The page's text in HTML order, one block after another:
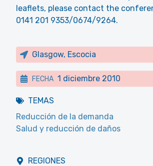
leaflets, please contact the
0141 201 9353/0674/9264.
Glasgow, Escocia
FECHA 1 diciembre 2010
TEMAS
Reducción de la demanda
Salud y reducción de daños
REGIONES